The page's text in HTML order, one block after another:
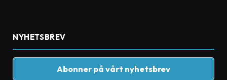
NYHETSBREV
Abonner på vårt nyhetsbrev